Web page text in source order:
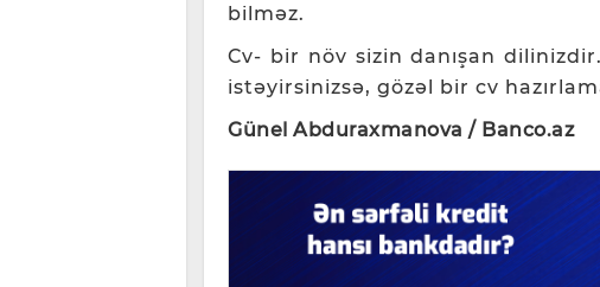
bilməz.
Cv- bir növ sizin danışan
istəyirsinizsə, gözəl bir cv
Günel Abduraxmanova / Banco.az